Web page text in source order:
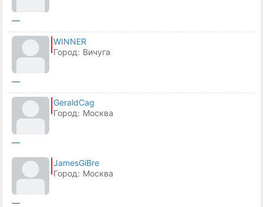
—
WINNER
Город: Вичуга
—
GeraldCag
Город: Москва
—
JamesGiBre
Город: Москва
—